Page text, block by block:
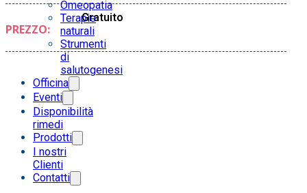
Omeopatia
Terapie
naturali
Strumenti
di
salutogenesi
Officina
Eventi
Disponibilità
rimedi
Prodotti
I nostri
Clienti
Contatti
PREZZO:
Gratuito